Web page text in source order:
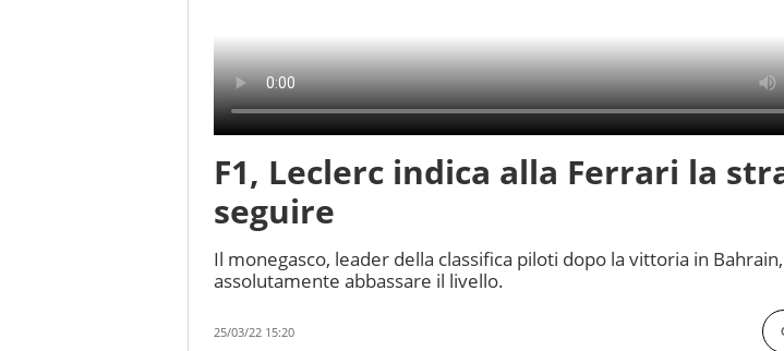
F1, Leclerc indica alla Ferrari la
seguire
Il monegasco, leader della classifica piloti dopo la vittoria in
assolutamente abbassare il livello.
25/03/22 15:20